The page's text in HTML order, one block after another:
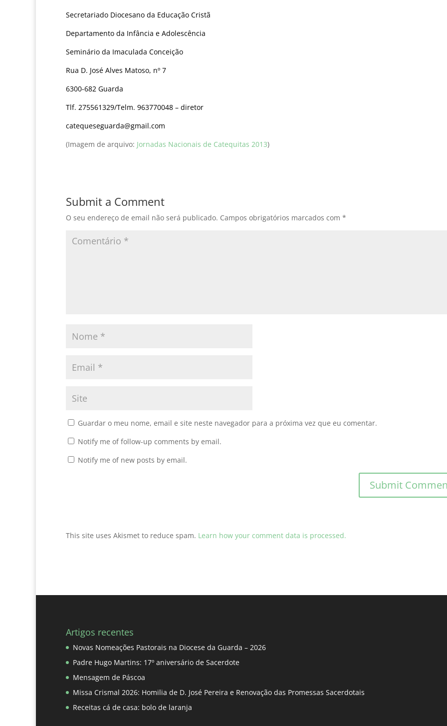
Secretariado Diocesano da Educação Cristã
Departamento da Infância e Adolescência
Seminário da Imaculada Conceição
Rua D. José Alves Matoso, nº 7
6300-682 Guarda
Tlf. 275561329/Telm. 963770048 – diretor
catequeseguarda@gmail.com
(Imagem de arquivo: Jornadas Nacionais de Catequitas 2013)
Submit a Comment
O seu endereço de email não será publicado. Campos obrigatórios marcados com *
Guardar o meu nome, email e site neste navegador para a próxima vez que eu comentar.
Notify me of follow-up comments by email.
Notify me of new posts by email.
This site uses Akismet to reduce spam. Learn how your comment data is processed.
Artigos recentes
Novas Nomeações Pastorais na Diocese da Guarda – 2026
Padre Hugo Martins: 17º aniversário de Sacerdote
Mensagem de Páscoa
Missa Crismal 2026: Homilia de D. José Pereira e Renovação das Promessas Sacerdotais
Receitas cá de casa: bolo de laranja